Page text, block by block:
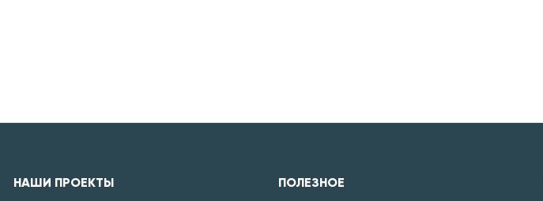
НАШИ ПРОЕКТЫ ПОЛЕЗНОЕ